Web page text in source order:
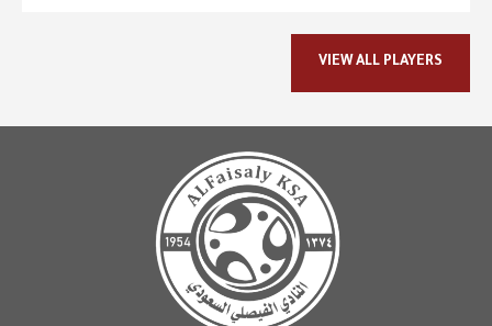
VIEW ALL PLAYERS